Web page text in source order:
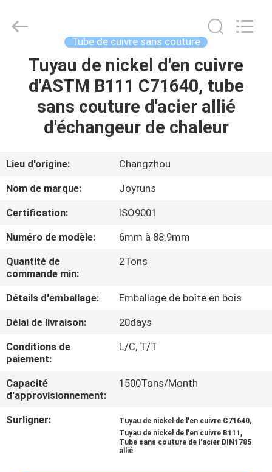
MAISON
PRODUITS
SUJET
DES
USA
VISITE
D'USINE
CONTRÔLE
DE
QUALITÉ
CONTACTEZ-
NOUS
Joyruns
Steel
Tube de cuivre sans couture
Tuyau de nickel d'en cuivre
d'ASTM B111 C71640, tube
sans couture d'acier allié
d'échangeur de chaleur
Lieu d'origine:
Changzhou
Nom de marque:
Joyruns
Certification:
ISO9001
Numéro de modèle:
6mm à 88.9mm
Quantité de
commande min:
2Tons
Détails d'emballage:
Emballage de boîte en bois
Délai de livraison:
20days
Conditions de
paiement:
L/C, T/T
Capacité
d'approvisionnement:
1500Tons/Month
Surligner: Tuyau de nickel de l'en cuivre C71640,
Tuyau de nickel de l'en cuivre B111 ,
Tube sans couture de l'acier DIN1785
allié